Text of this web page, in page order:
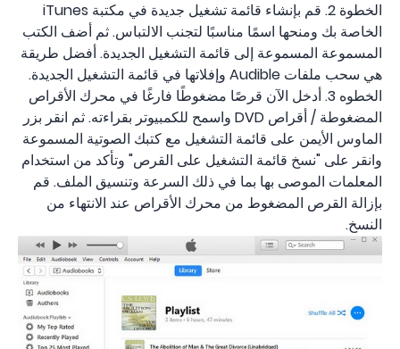
الخطوة 2. قم بإنشاء قائمة تشغيل جديدة في مكتبة iTunes
الخاصة بك ومنحها اسمًا مناسبًا لتجنب الالتباس. ثم أضف الكتب
المسموعة المسموعة إلى قائمة التشغيل الجديدة. أفضل طريقة
هي سحب ملفات Audible وإفلاتها في قائمة التشغيل الجديدة.
الخطوه 3. أدخل الآن قرصًا مضغوطًا فارغًا في محرك الأقراص
المضغوطة / أقراص DVD واسمح للكمبيوتر بقراءته. ثم انقر بزر
الماوس الأيمن على قائمة التشغيل مع كتبك الصوتية المسموعة
وانقر على "نسخ قائمة التشغيل على القرص" وتأكد من استخدام
المعلمات الموصى بها بما في ذلك السرعة وتنسيق الملف. قم
بإزالة القرص المضغوط من محرك الأقراص عند الانتهاء من
النسخ.